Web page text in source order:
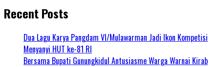
Recent Posts
Dua Lagu Karya Pangdam VI/Mulawarman Jadi Ikon Kompetisi
Menyanyi HUT ke-81 RI
Bersama Bupati Gunungkidul Antusiasme Warga Warnai Kirab